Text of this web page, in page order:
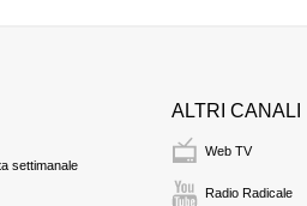
settimanale
ALTRI CANALI
Web TV
Radio Radicale